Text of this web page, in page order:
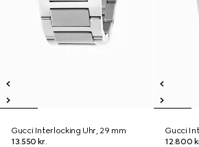
Gucci Interlocking Uhr, 29 mm
13.550 kr.
Gucci
12.800